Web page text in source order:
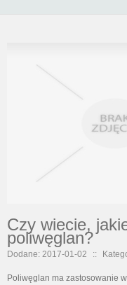
Czy wiecie,
poliwęglan?
Dodane: 2017-01-02 ::
Poliwęglan ma zastosowanie